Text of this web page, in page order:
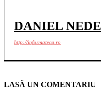
DANIEL
http://informateca.ro
LASĂ UN COMENTARIU